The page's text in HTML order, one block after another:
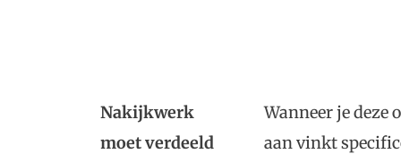
Nakijkwerk
moet verdeeld
Wanneer je deze
aan vinkt